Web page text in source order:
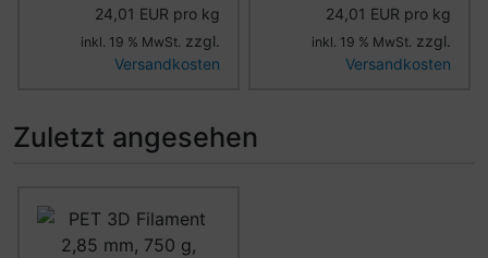
24,01 EUR pro kg
inkl. 19 % MwSt. zzgl.
Versandkosten
24,01 EUR pro kg
inkl. 19 % MwSt. zzgl.
Versandkosten
Zuletzt angesehen